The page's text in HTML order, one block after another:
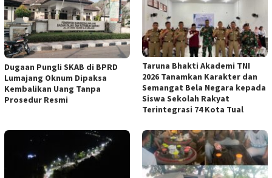
Dugaan Pungli SKAB di BPRD
Lumajang Oknum Dipaksa
Kembalikan Uang Tanpa
Prosedur Resmi
Taruna Bhakti Akademi TNI
2026 Tanamkan Karakter dan
Semangat Bela Negara kepada
Siswa Sekolah Rakyat
Terintegrasi 74 Kota Tual